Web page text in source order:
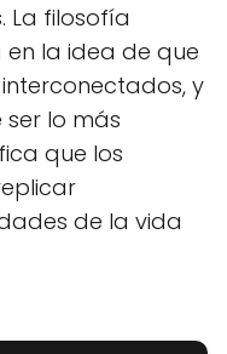
La filosofía
la idea de que
y
lo más
que los
de la vida